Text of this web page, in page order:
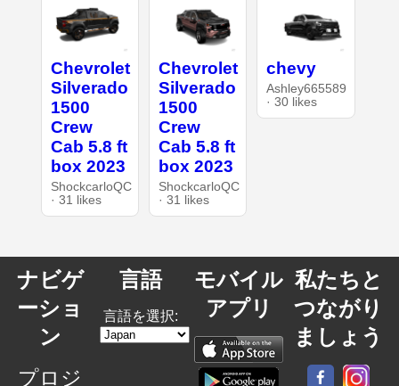
Chevrolet
Silverado
1500
Crew
Cab 5.8 ft
box 2023
ShockcarloQC
· 31 likes
Chevrolet
Silverado
1500
Crew
Cab 5.8 ft
box 2023
ShockcarloQC
· 31 likes
chevy
Ashley665589
· 30 likes
ナビゲ
ーショ
ン
プロジ
言語
言語を選択:
モバイル
アプリ
私たちと
つながり
ましょう